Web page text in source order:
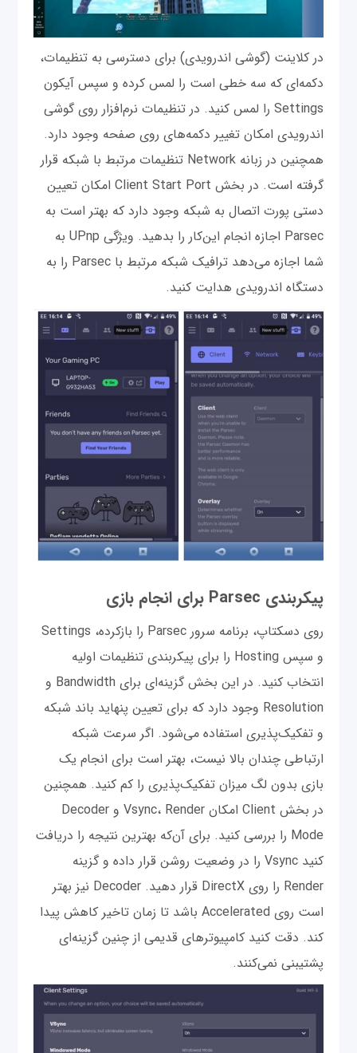
در کلاینت (گوشی اندرویدی) برای دسترسی به تنظیمات،
دکمه‌ای که سه خطی است را لمس کرده و سپس آیکون
Settings را لمس کنید. در تنظیمات نرم‌افزار روی گوشی
اندرویدی امکان تغییر دکمه‌های روی صفحه وجود دارد.
همچنین در زبانه Network تنظیمات مرتبط با شبکه قرار
گرفته است. در بخش Client Start Port امکان تعیین
دستی پورت اتصال به شبکه وجود دارد که بهتر است به
Parsec اجازه انجام این‌کار را بدهید. ویژگی UPnp به
شما اجازه می‌دهد ترافیک شبکه مرتبط با Parsec را به
دستگاه اندرویدی هدایت کنید.
پیکربندی Parsec برای انجام بازی
روی دسکتاپ، برنامه سرور Parsec را بازکرده، Settings
و سپس Hosting را برای پیکربندی تنظیمات اولیه
انتخاب کنید. در این بخش گزینه‌ای برای Bandwidth و
Resolution وجود دارد که برای تعیین پنهاید باند شبکه
و تفکیک‌پذیری استفاده می‌شود. اگر سرعت شبکه
ارتباطی چندان بالا نیست، بهتر است برای انجام یک
بازی بدون لگ میزان تفکیک‌پذیری را کم کنید. همچنین
در بخش Client امکان Vsync، Render و Decoder
Mode را بررسی کنید. برای آن‌که بهترین نتیجه را دریافت
کنید Vsync را در وضعیت روشن قرار داده و گزینه
Render را روی DirectX قرار دهید. Decoder نیز بهتر
است روی Accelerated باشد تا زمان تاخیر کاهش پیدا
کند. دقت کنید کامپیوترهای قدیمی از چنین گزینه‌ای
پشتیبنی نمی‌کنند.